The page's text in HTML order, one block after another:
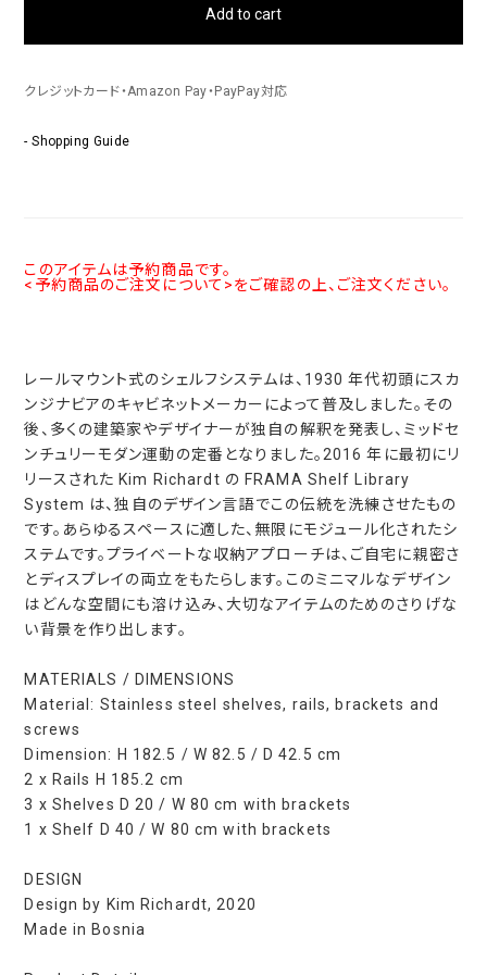
Add to cart
クレジットカード・Amazon Pay・PayPay対応
- Shopping Guide
このアイテムは予約商品です。
<予約商品のご注文について>をご確認の上、ご注文ください。
レールマウント式のシェルフシステムは、1930 年代初頭にスカ
ンジナビアのキャビネットメーカーによって普及しました。その
後、多くの建築家やデザイナーが独自の解釈を発表し、ミッドセ
ンチュリーモダン運動の定番となりました。2016 年に最初にリ
リースされた Kim Richardt の FRAMA Shelf Library
System は、独自のデザイン言語でこの伝統を洗練させたもの
です。あらゆるスペースに適した、無限にモジュール化されたシ
ステムです。プライベートな収納アプローチは、ご自宅に親密さ
とディスプレイの両立をもたらします。このミニマルなデザイン
はどんな空間にも溶け込み、大切なアイテムのためのさりげな
い背景を作り出します。
MATERIALS / DIMENSIONS
Material: Stainless steel shelves, rails, brackets and
screws
Dimension: H 182.5 / W 82.5 / D 42.5 cm
2 x Rails H 185.2 cm
3 x Shelves D 20 / W 80 cm with brackets
1 x Shelf D 40 / W 80 cm with brackets
DESIGN
Design by Kim Richardt, 2020
Made in Bosnia